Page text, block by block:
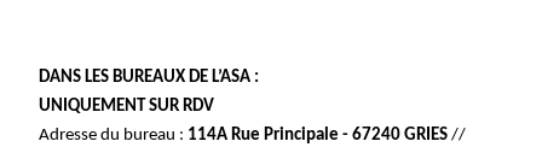
DANS LES BUREAUX DE L’ASA :
UNIQUEMENT SUR RDV
Adresse du bureau : 114A Rue Principale - 67240 GRIES //